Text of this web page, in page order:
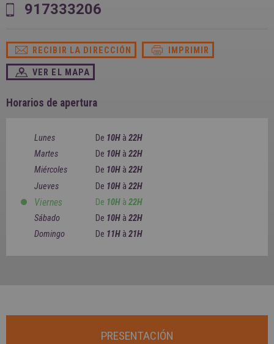
FRANCE
English
GEORGIA
English
ქართული
GREECE
Ελληνικά
HUNGARY
Deutsch
Français
English
917333206
RECIBIR LA DIRECCIÓN IMPRIMIR
VER EL MAPA
Horarios de apertura
Lunes De 10H à 22H
Martes
De 10H à 22H
Miércoles
De 10H à 22H
Jueves
De 10H à 22H
Viernes De 10H à 22H
Sábado
De 10H à 22H
Domingo
De 11H à 21H
PRESENTACIÓN